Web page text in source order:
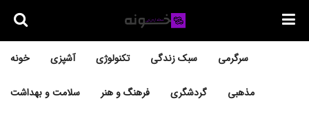
خونه آشپزی تکنولوژی سبک زندگی سرگرمی
سلامت و بهداشت فرهنگ و هنر گردشگری مذهبی